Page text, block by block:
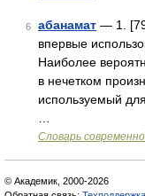
6 абанамат — 1.
впервые
Наиболее
в нечетком
используемый
Cловарь
© Академик, 2000-2026